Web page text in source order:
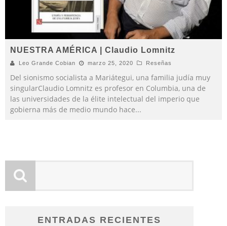
NUESTRA AMÉRICA | Claudio Lomnitz
Leo Grande Cobian marzo 25, 2020 Reseñas
Del sionismo socialista a Mariátegui, una familia judía muy
singularClaudio Lomnitz es profesor en Columbia, una de
las universidades de la élite intelectual del imperio que
gobierna más de medio mundo hace...
ENTRADAS RECIENTES